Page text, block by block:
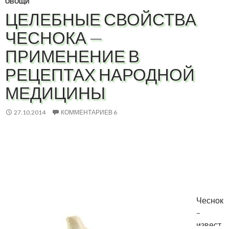
ЦЕЛЕБНЫЕ СВОЙСТВА
ЧЕСНОКА —
ПРИМЕНЕНИЕ В
РЕЦЕПТАХ НАРОДНОЙ
МЕДИЦИНЫ
27.10.2014 КОММЕНТАРИЕВ 6
Чеснок
–
извест